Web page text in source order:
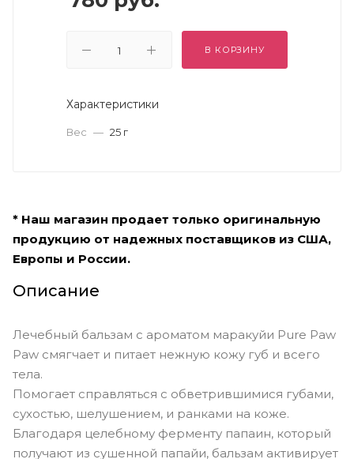
В КОРЗИНУ
Характеристики
Вес — 25 г
* Наш магазин продает только оригинальную
продукцию от надежных поставщиков из США,
Европы и России.
Описание
Лечебный бальзам с ароматом маракуйи Pure Paw
Paw смягчает и питает нежную кожу губ и всего
тела.
Помогает справляться с обветрившимися губами,
сухостью, шелушением, и ранками на коже.
Благодаря целебному ферменту папаин, который
получают из сушенной папайи, бальзам активирует